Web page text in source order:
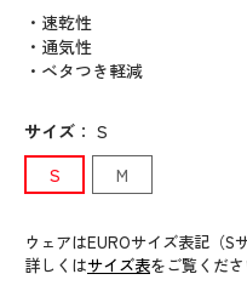
・速乾性
・通気性
・ベタつき軽減
サイズ ： S
S
M
ウェアはEUROサイズ表記（S
詳しくはサイズ表をご覧くださ